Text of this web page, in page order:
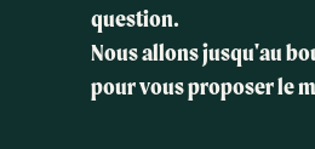
question.
Nous allons jusqu'au
pour vous proposer le